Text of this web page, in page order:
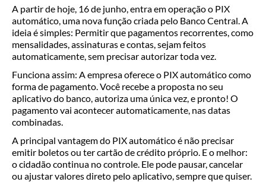
A partir de hoje, 16 de junho, entra em operação o PIX
automático, uma nova função criada pelo Banco Central. A
ideia é simples: Permitir que pagamentos recorrentes, como
mensalidades, assinaturas e contas, sejam feitos
automaticamente, sem precisar autorizar toda vez.
Funciona assim: A empresa oferece o PIX automático como
forma de pagamento. Você recebe a proposta no seu
aplicativo do banco, autoriza uma única vez, e pronto! O
pagamento vai acontecer automaticamente, nas datas
combinadas.
A principal vantagem do PIX automático é não precisar
emitir boletos ou ter cartão de crédito próprio. E o melhor:
o cidadão continua no controle. Ele pode pausar, cancelar
ou ajustar valores direto pelo aplicativo, sempre que quiser.